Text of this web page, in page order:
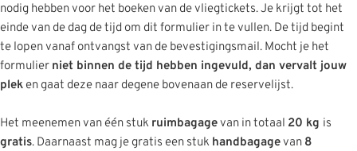
nodig hebben voor het boeken van de vliegtickets. Je krijgt tot het
einde van de dag de tijd om dit formulier in te vullen. De tijd begint
te lopen vanaf ontvangst van de bevestigingsmail. Mocht je het
formulier niet binnen de tijd hebben ingevuld, dan vervalt jouw
plek en gaat deze naar degene bovenaan de reservelijst.
Het meenemen van één stuk ruimbagagevan in totaal 20 kg is
gratis. Daarnaast mag je gratis een stuk handbagagevan 8